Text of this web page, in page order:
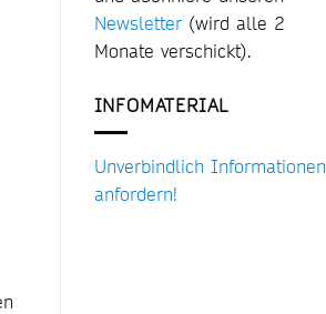
Newsletter(wird alle 2
Monate verschickt).
INFOMATERIAL
Unverbindlich Informationen
anfordern!